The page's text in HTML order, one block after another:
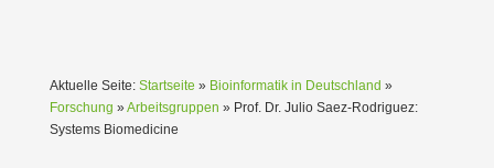
Aktuelle Seite: Startseite » Bioinformatik in Deutschland »
Forschung » Arbeitsgruppen » Prof. Dr. Julio Saez-Rodriguez:
Systems Biome­dicine